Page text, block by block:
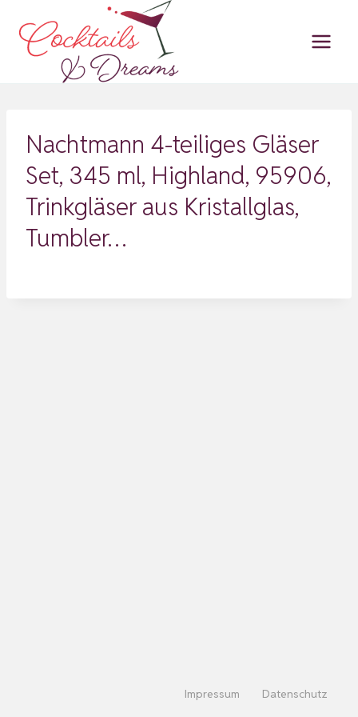
Inhalt
springen
Nachtmann 4-teiliges Gläser
Set, 345 ml, Highland, 95906,
Trinkgläser aus Kristallglas,
Tumbler…
Impressum Datenschutz